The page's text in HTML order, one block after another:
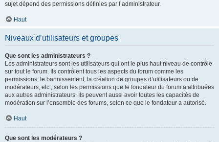
sujet dépend des permissions définies par l’administrateur.
Haut
Niveaux d’utilisateurs et groupes
Que sont les administrateurs ?
Les administrateurs sont les utilisateurs qui ont le plus haut niveau de contrôle
sur tout le forum. Ils contrôlent tous les aspects du forum comme les
permissions, le bannissement, la création de groupes d’utilisateurs ou de
modérateurs, etc., selon les permissions que le fondateur du forum a attribuées
aux autres administrateurs. Ils peuvent aussi avoir toutes les capacités de
modération sur l’ensemble des forums, selon ce que le fondateur a autorisé.
Haut
Que sont les modérateurs ?